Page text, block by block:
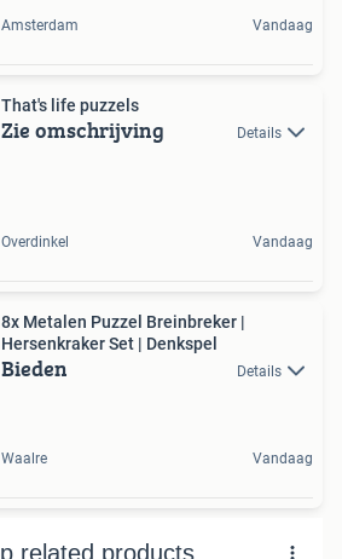
Amsterdam Vandaag
That's life puzzels
Zie omschrijving Details
Overdinkel Vandaag
8x Metalen Puzzel Breinbreker |
Hersenkraker Set | Denkspel
Bieden Details
Waalre Vandaag